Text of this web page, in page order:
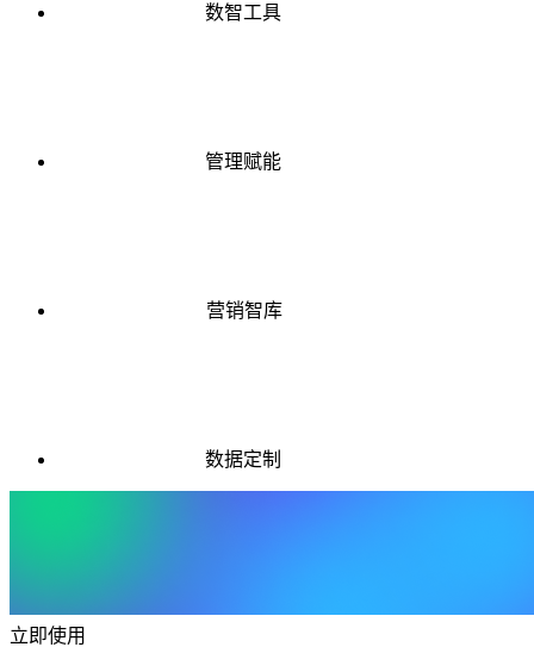
数智工具
管理赋能
营销智库
数据定制
立即使用